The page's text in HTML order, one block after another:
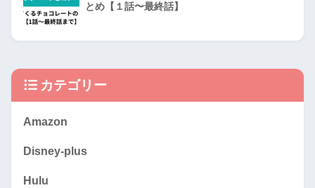
とめ【１話〜最終話】
カテゴリー
Amazon
Disney-plus
Hulu